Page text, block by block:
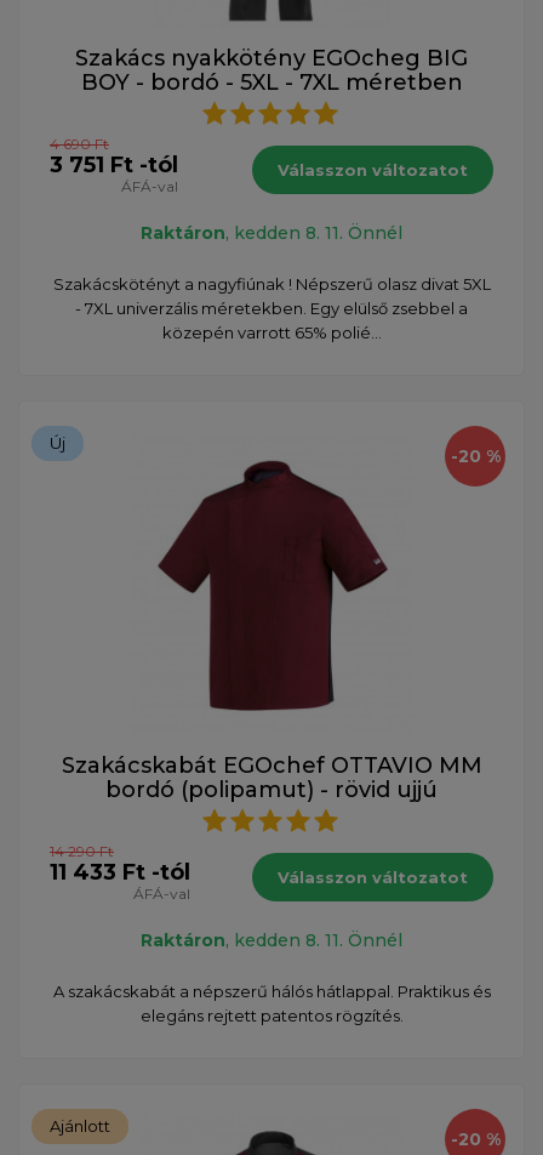
Szakács nyakkötény EGOcheg BIG
BOY - bordó - 5XL - 7XL méretben
4 690 Ft
3 751 Ft -tól
ÁFÁ-val
Válasszon változatot
Raktáron, kedden 8. 11. Önnél
Szakácskötényt a nagyfiúnak ! Népszerű olasz divat 5XL
- 7XL univerzális méretekben. Egy elülső zsebbel a
közepén varrott 65% polié...
-20 %
Új
Szakácskabát EGOchef OTTAVIO MM
bordó (polipamut) - rövid ujjú
14 290 Ft
11 433 Ft -tól
ÁFÁ-val
Válasszon változatot
Raktáron, kedden 8. 11. Önnél
A szakácskabát a népszerű hálós hátlappal. Praktikus és
elegáns rejtett patentos rögzítés.
-20 %
Ajánlott